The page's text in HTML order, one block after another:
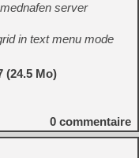
server
in text menu mode
(24.5 Mo)
0 commentaire